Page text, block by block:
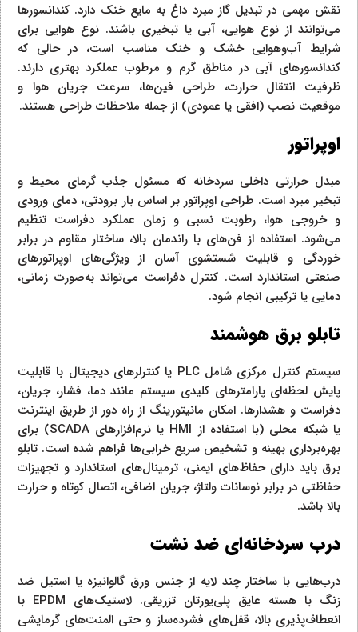
نقش مهمی در تبدیل گاز مبرد داغ به مایع خنک دارد. کندانسورها
می‌توانند از نوع هوایی، آبی یا تبخیری باشند. نوع هوایی برای
شرایط آب‌و‌هوایی خشک و خنک مناسب است، در حالی که
کندانسورهای آبی در مناطق گرم و مرطوب عملکرد بهتری دارند.
ظرفیت انتقال حرارت، طراحی فین‌ها، سرعت جریان هوا و
موقعیت نصب (افقی یا عمودی) از جمله ملاحظات طراحی هستند.
اوپراتور
مبدل حرارتی داخلی سردخانه که مسئول جذب گرمای محیط و
تبخیر مبرد است. طراحی اوپراتور بر اساس بار برودتی، دمای ورودی
و خروجی هوا، رطوبت نسبی و زمان عملکرد دفراست تنظیم
می‌شود. استفاده از فن‌های با راندمان بالا، ساختار مقاوم در برابر
خوردگی و قابلیت شستشوی آسان از ویژگی‌های اوپراتورهای
صنعتی استاندارد است. کنترل دفراست می‌تواند به‌صورت زمانی،
دمایی یا ترکیبی انجام شود.
تابلو برق هوشمند
سیستم کنترل مرکزی شامل PLC یا کنترلرهای دیجیتال با قابلیت
پایش لحظه‌ای پارامترهای کلیدی سیستم مانند دما، فشار، جریان،
دفراست و هشدارها. امکان مانیتورینگ از راه دور از طریق اینترنت
یا شبکه محلی (با استفاده از HMI یا نرم‌افزارهای SCADA) برای
بهره‌برداری بهینه و تشخیص سریع خرابی‌ها فراهم شده است. تابلو
برق باید دارای حفاظ‌های ایمنی، ترمینال‌های استاندارد و تجهیزات
حفاظتی در برابر نوسانات ولتاژ، جریان اضافی، اتصال کوتاه و حرارت
بالا باشد.
درب سردخانه‌ای ضد نشت
درب‌هایی با ساختار چند لایه از جنس ورق گالوانیزه یا استیل ضد
زنگ با هسته عایق پلی‌یورتان تزریقی. لاستیک‌های EPDM با
انعطاف‌پذیری بالا، قفل‌های فشرده‌ساز و حتی المنت‌های گرمایشی